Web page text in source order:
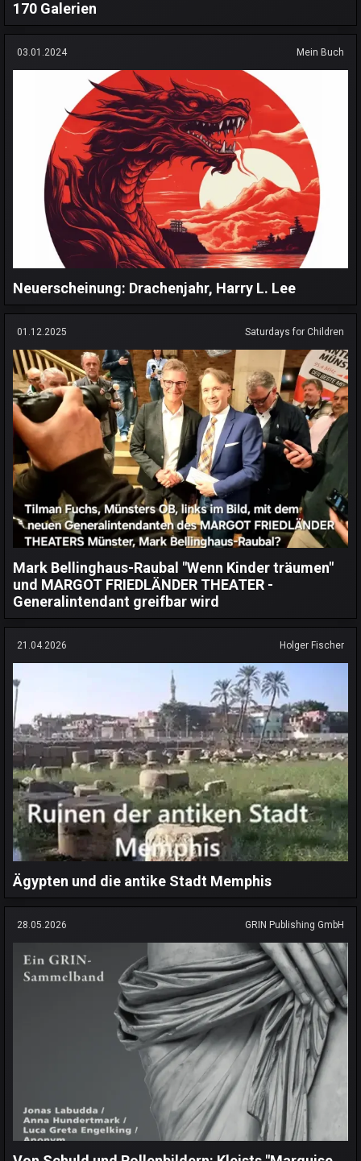
170 Galerien
03.01.2024 Mein Buch
Neuerscheinung: Drachenjahr, Harry L. Lee
01.12.2025 Saturdays for Children
Mark Bellinghaus-Raubal "Wenn Kinder träumen"
und MARGOT FRIEDLÄNDER THEATER -
Generalintendant greifbar wird
21.04.2026 Holger Fischer
Ägypten und die antike Stadt Memphis
28.05.2026 GRIN Publishing GmbH